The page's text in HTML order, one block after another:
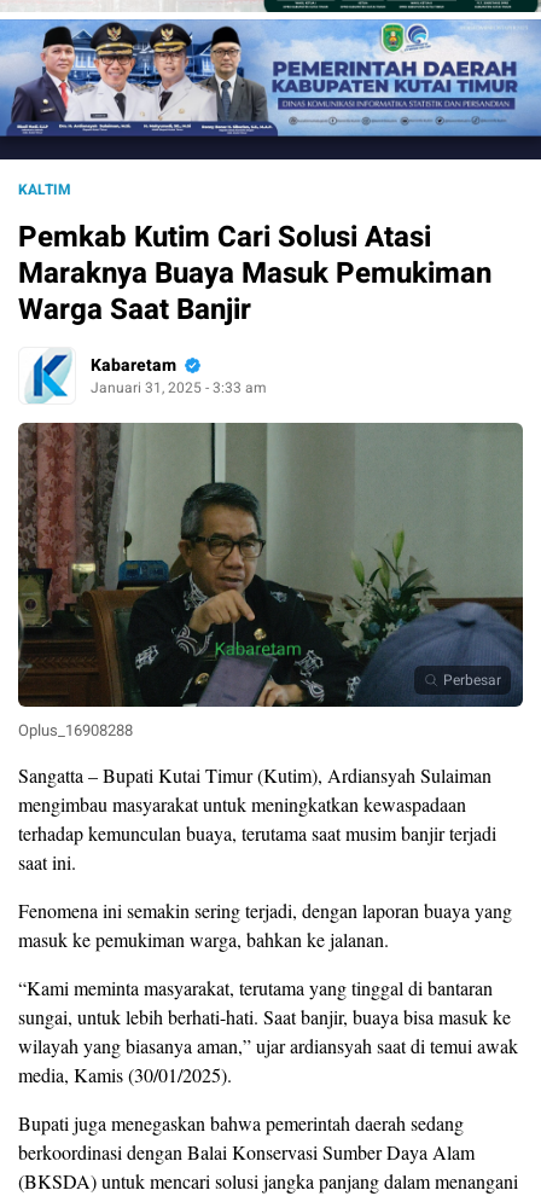
KALTIM
Pemkab Kutim Cari Solusi Atasi
Maraknya Buaya Masuk Pemukiman
Warga Saat Banjir
Kabaretam
Januari 31, 2025 - 3:33 am
Perbesar
Oplus_16908288
Sangatta – Bupati Kutai Timur (Kutim), Ardiansyah Sulaiman
mengimbau masyarakat untuk meningkatkan kewaspadaan
terhadap kemunculan buaya, terutama saat musim banjir terjadi
saat ini.
Fenomena ini semakin sering terjadi, dengan laporan buaya yang
masuk ke pemukiman warga, bahkan ke jalanan.
“Kami meminta masyarakat, terutama yang tinggal di bantaran
sungai, untuk lebih berhati-hati. Saat banjir, buaya bisa masuk ke
wilayah yang biasanya aman,” ujar ardiansyah saat di temui awak
media, Kamis (30/01/2025).
Bupati juga menegaskan bahwa pemerintah daerah sedang
berkoordinasi dengan Balai Konservasi Sumber Daya Alam
(BKSDA) untuk mencari solusi jangka panjang dalam menangani